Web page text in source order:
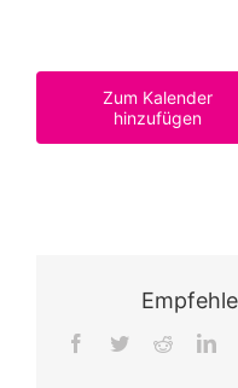
Zum Kalender
hinzufügen
Facebook
TwitterReddit